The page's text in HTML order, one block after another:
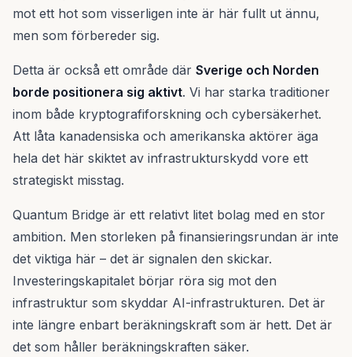
mot ett hot som visserligen inte är här fullt ut ännu,
men som förbereder sig.
Detta är också ett område där Sverige och Norden
borde positionera sig aktivt. Vi har starka traditioner
inom både kryptografiforskning och cybersäkerhet.
Att låta kanadensiska och amerikanska aktörer äga
hela det här skiktet av infrastrukturskydd vore ett
strategiskt misstag.
Quantum Bridge är ett relativt litet bolag med en stor
ambition. Men storleken på finansieringsrundan är inte
det viktiga här – det är signalen den skickar.
Investeringskapitalet börjar röra sig mot den
infrastruktur som skyddar AI-infrastrukturen. Det är
inte längre enbart beräkningskraft som är hett. Det är
det som håller beräkningskraften säker.